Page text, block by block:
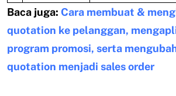
Baca juga: Cara membuat &
quotation ke pelanggan,
program promosi, serta
quotation menjadi sales order